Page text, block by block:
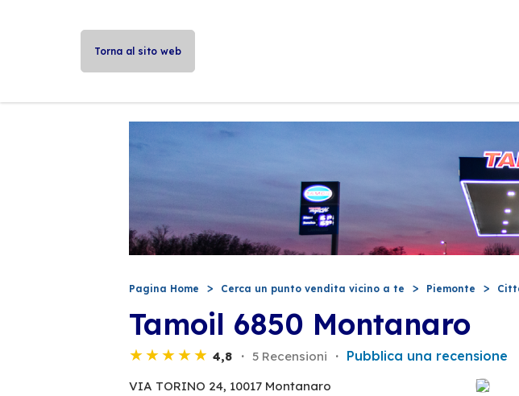
Torna al sito web
Pagina Home Cerca un punto vendita vicino a te Piemonte
Tamoil 6850 Montanaro
4,8 5 Recensioni Pubblica una recensione
VIA TORINO 24, 10017 Montanaro